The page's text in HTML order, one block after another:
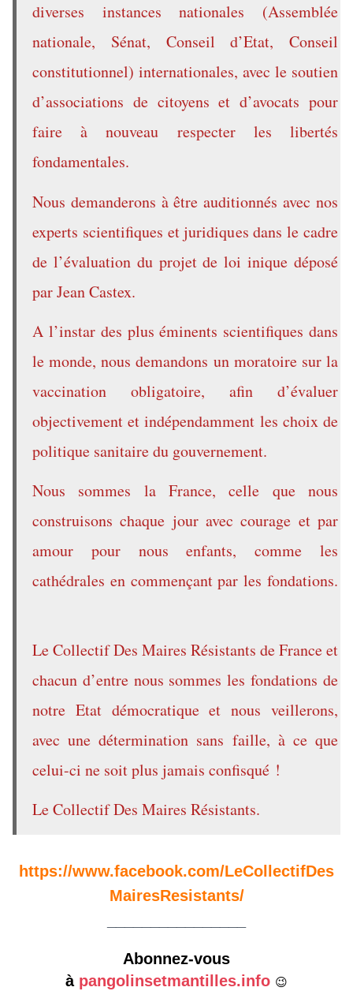
diverses instances nationales (Assemblée
nationale, Sénat, Conseil d’Etat, Conseil
constitutionnel) internationales, avec le soutien
d’associations de citoyens et d’avocats pour
faire à nouveau respecter les libertés
fondamentales.
Nous demanderons à être auditionnés avec nos
experts scientifiques et juridiques dans le cadre
de l’évaluation du projet de loi inique déposé
par Jean Castex.
A l’instar des plus éminents scientifiques dans
le monde, nous demandons un moratoire sur la
vaccination obligatoire, afin d’évaluer
objectivement et indépendamment les choix de
politique sanitaire du gouvernement.
Nous sommes la France, celle que nous
construisons chaque jour avec courage et par
amour pour nous enfants, comme les
cathédrales en commençant par les fondations.
Le Collectif Des Maires Résistants de France et
chacun d’entre nous sommes les fondations de
notre Etat démocratique et nous veillerons,
avec une détermination sans faille, à ce que
celui-ci ne soit plus jamais confisqué !
Le Collectif Des Maires Résistants.
https://www.facebook.com/LeCollectifDes
MairesResistants/
Abonnez-vous
à pangolinsetmantilles.info 😉